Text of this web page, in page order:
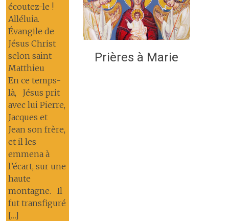
écoutez-le !
Alléluia.
Évangile de
Jésus Christ
selon saint
Matthieu
En ce temps-
là, Jésus prit
avec lui Pierre,
Jacques et
Jean son frère,
et il les
emmena à
l’écart, sur une
haute
montagne. Il
fut transfiguré
[…]
Prières à Marie